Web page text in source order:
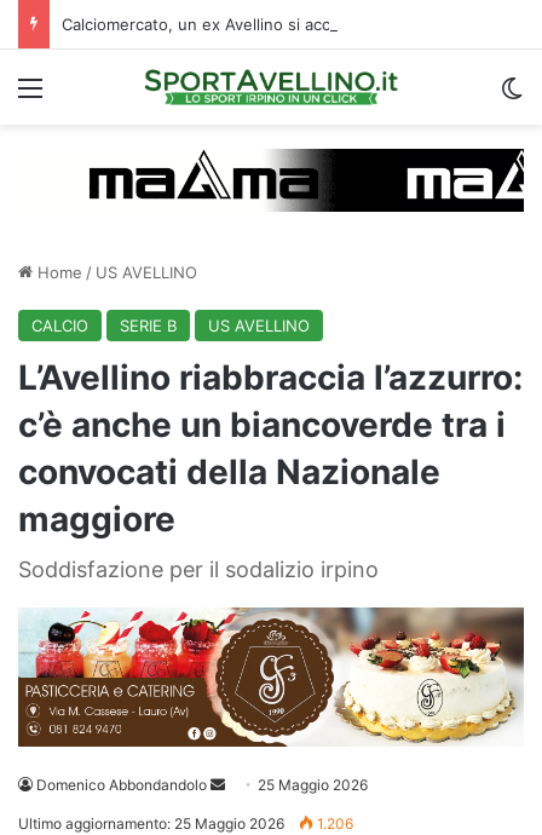
Menu
Home / US AVELLINO
CALCIO SERIE B US AVELLINO
L’Avellino riabbraccia l’azzurro:
c’è anche un biancoverde tra i
convocati della Nazionale
maggiore
Soddisfazione per il sodalizio irpino
Domenico Abbondandolo
Invia 25 Maggio 2026
Ultimo aggiornamento: 25 Maggio 2026 1.206